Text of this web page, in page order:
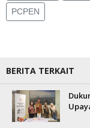
PCPEN
BERITA TERKAIT